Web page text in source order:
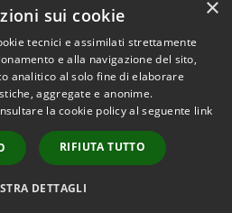
Copyright © 2026 • Comune di
Donori • Powered by
Municipium•
Accesso
redazione
×
sui cookie
tecnici e assimilati strettamente
e alla navigazione del sito,
analitico al solo fine di elaborare
aggregate e anonime.
la cookie policy al seguente link
RIFIUTA TUTTO
DETTAGLI